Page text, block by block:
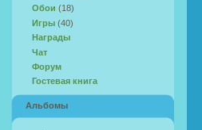
Обои (18)
Игры (40)
Награды
Чат
Форум
Гостевая книга
Альбомы